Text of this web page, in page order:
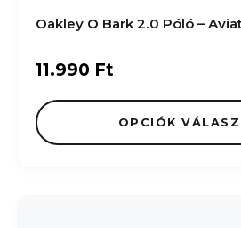
Oakley O Bark 2.0 Póló –
11.990 Ft
OPCIÓK